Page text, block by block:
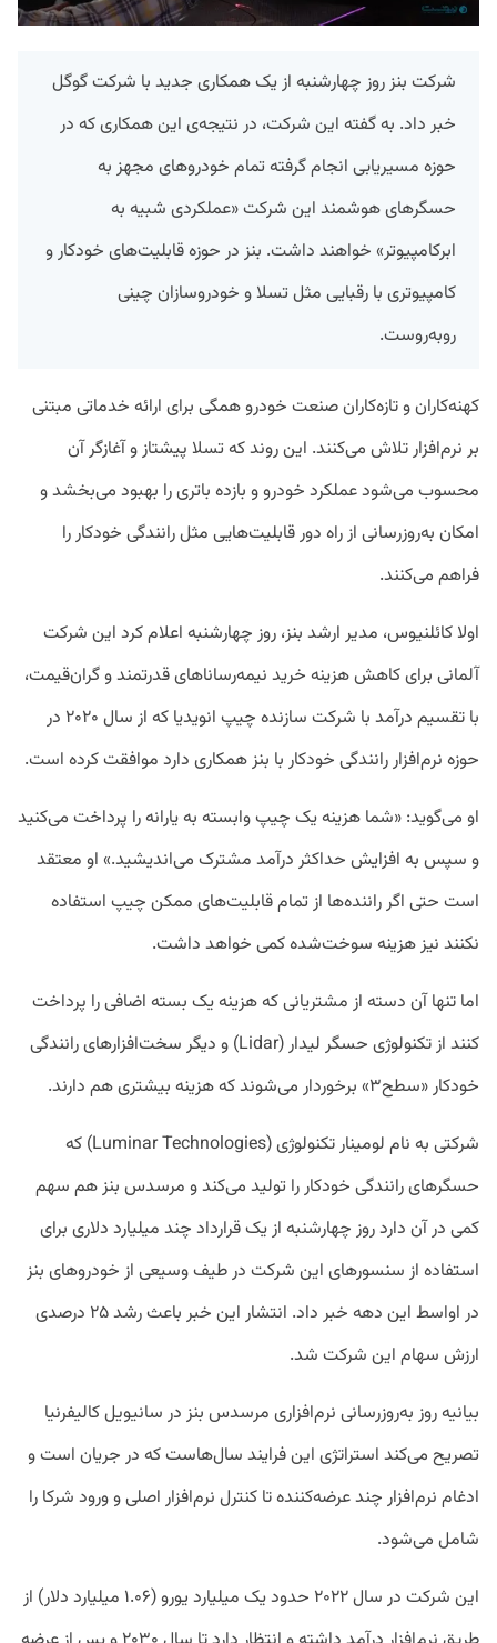
شرکت بنز روز چهارشنبه از یک همکاری جدید با شرکت گوگل
خبر داد. به گفته این شرکت، در نتیجه‌ی این همکاری که در
حوزه مسیریابی انجام گرفته تمام خودروهای مجهز به
حسگر‌های هوشمند این شرکت «عملکردی شبیه به
ابرکامپیوتر» خواهند داشت. بنز در حوزه قابلیت‌های خودکار و
کامپیوتری با رقبایی مثل تسلا و خودروسازان چینی
روبه‌روست.
کهنه‌کاران و تازه‌کاران صنعت خودرو همگی برای ارائه خدماتی مبتنی
بر نرم‌افزار تلاش می‌کنند. این روند که تسلا پیشتاز و آغازگر آن
محسوب می‌شود عملکرد خودرو و بازده باتری را بهبود می‌بخشد و
امکان به‌روزرسانی از راه دور قابلیت‌هایی مثل رانندگی خودکار را
فراهم می‌کنند.
اولا کائلنیوس، مدیر ارشد بنز، روز چهارشنبه اعلام کرد این شرکت
آلمانی برای کاهش هزینه خرید نیمه‌رساناهای قدرتمند و گران‌قیمت،
با تقسیم درآمد با شرکت سازنده چیپ انویدیا که از سال ۲۰۲۰ در
حوزه نرم‌افزار رانندگی خودکار با بنز همکاری دارد موافقت کرده است.
او می‌گوید: «شما هزینه یک چیپ وابسته به یارانه را پرداخت می‌کنید
و سپس به افزایش حداکثر درآمد مشترک می‌اندیشید.» او معتقد
است حتی اگر راننده‌ها از تمام قابلیت‌های ممکن چیپ استفاده
نکنند نیز هزینه سوخت‌شده کمی خواهد داشت.
اما تنها آن دسته از مشتریانی که هزینه یک بسته اضافی را پرداخت
کنند از تکنولوژی حسگر لیدار (Lidar) و دیگر سخت‌افزارهای رانندگی
خودکار «سطح۳» برخوردار می‌شوند که هزینه بیشتری هم دارند.
شرکتی به نام لومینار تکنولوژی (Luminar Technologies) که
حسگر‌های رانندگی خودکار را تولید می‌کند و مرسدس بنز هم سهم
کمی در آن دارد روز چهارشنبه از یک قرارداد چند میلیارد دلاری برای
استفاده از سنسور‌های این شرکت در طیف وسیعی از خودروهای بنز
در اواسط این دهه خبر داد. انتشار این خبر باعث رشد ۲۵ درصدی
ارزش سهام این شرکت شد.
بیانیه روز به‌روزرسانی نرم‌افزاری مرسدس بنز در سانیویل کالیفرنیا
تصریح می‌کند استراتژی این فرایند سال‌هاست که در جریان است و
ادغام نرم‌افزار چند عرضه‌کننده تا کنترل نرم‌افزار اصلی و ورود شرکا را
شامل می‌شود.
این شرکت در سال ۲۰۲۲ حدود یک میلیارد یورو (۱.۰۶ میلیارد دلار) از